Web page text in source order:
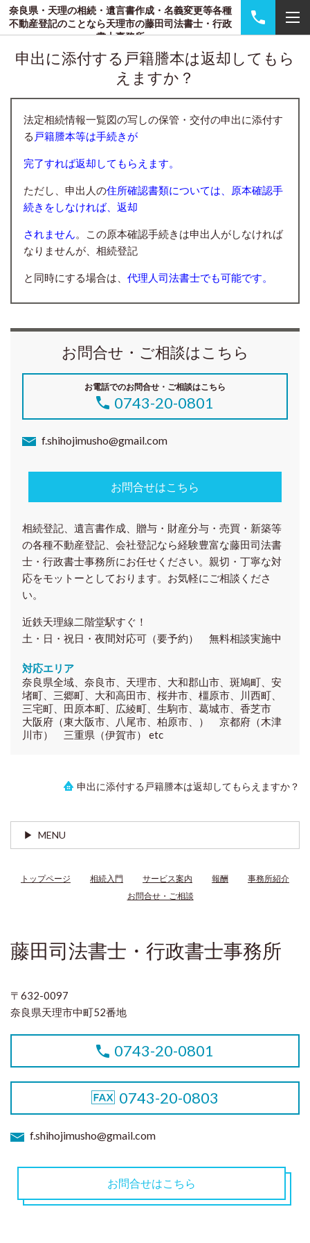
奈良県・天理の相続・遺言書作成・名義変更等各種
不動産登記のことなら天理市の藤田司法書士・行政
書士事務所
申出に添付する戸籍謄本は返却してもら
えますか？
法定相続情報一覧図の写しの保管・交付の申出に添付す
る 戸籍謄本等は手続きが
完了すれば返却してもらえます。
ただし、申出人の住所確認書類については、原本確認手
続きをしなければ、返却
されません
。この原本確認手続きは申出人がしなければ
なりませんが、相続登記
と同時にする場合は、 代理人司法書士でも可能です。
お問合せ・ご相談はこちら
お電話でのお問合せ・ご相談はこちら
0743-20-0801
f.shihojimusho@gmail.com
お問合せはこちら
相続登記、遺言書作成、贈与・財産分与・売買・新築等
の各種不動産登記、会社登記なら経験豊富な藤田司法書
士・行政書士事務所にお任せください。親切・丁寧な対
応をモットーとしております。お気軽にご相談くださ
い。
近鉄天理線二階堂駅すぐ！
土・日・祝日・夜間対応可（要予約） 無料相談実施中
対応エリア
奈良県全域、奈良市、天理市、大和郡山市、斑鳩町、安
堵町、三郷町、大和高田市、桜井市、橿原市、川西町、
三宅町、田原本町、広綾町、生駒市、葛城市、香芝市
大阪府（東大阪市、八尾市、柏原市、） 京都府（木津
川市） 三重県（伊賀市） etc
申出に添付する戸籍謄本は返却してもらえますか？
MENU
トップページ 相続入門 サービス案内 報酬
事務所紹介
お問合せ・ご相談
藤田司法書士・行政書士事務所
〒632-0097
奈良県天理市中町52番地
0743-20-0801
0743-20-0803
f.shihojimusho@gmail.com
お問合せはこちら